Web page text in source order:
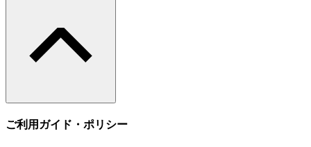
ご利用ガイド・ポリシー